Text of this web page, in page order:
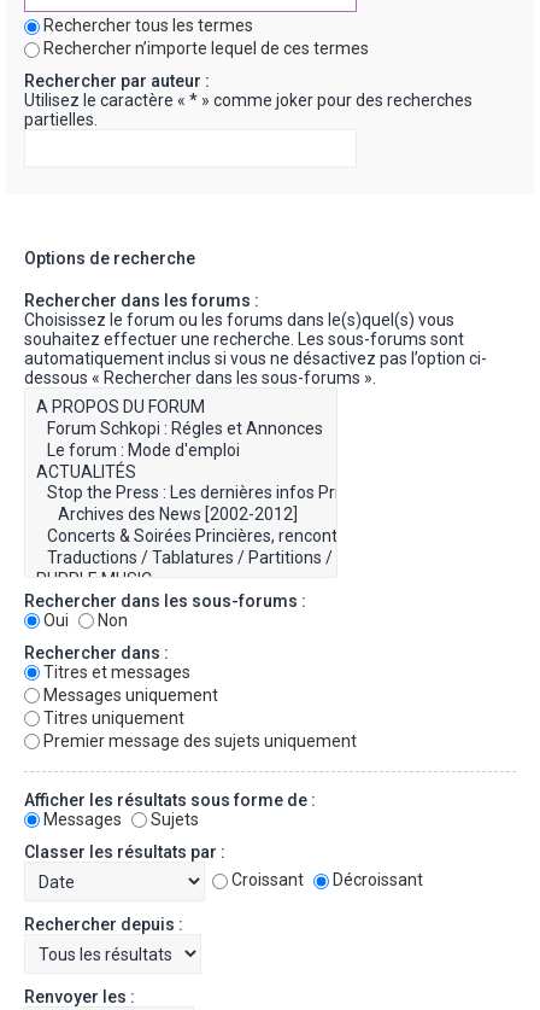
Rechercher tous les termes
Rechercher n’importe lequel de ces termes
Rechercher par auteur :
Utilisez le caractère « * » comme joker pour des recherches
partielles.
Options de recherche
Rechercher dans les forums :
Choisissez le forum ou les forums dans le(s)quel(s) vous
souhaitez effectuer une recherche. Les sous-forums sont
automatiquement inclus si vous ne désactivez pas l’option ci-
dessous « Rechercher dans les sous-forums ».
Rechercher dans les sous-forums :
Oui
Non
Rechercher dans :
Titres et messages
Messages uniquement
Titres uniquement
Premier message des sujets uniquement
Afficher les résultats sous forme de :
Messages
Sujets
Classer les résultats par :
Croissant
Décroissant
Rechercher depuis :
Renvoyer les :